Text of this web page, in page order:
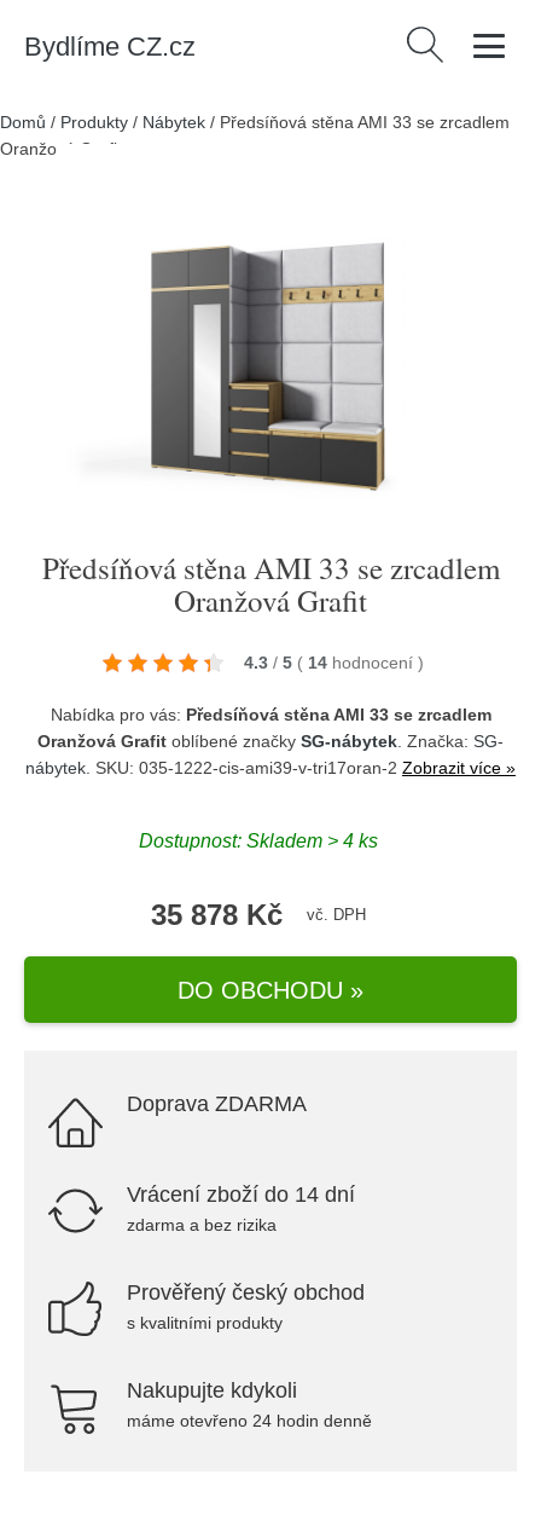
Bydlíme CZ.cz Vyhledávání
Domů / Produkty / Nábytek / Předsíňová stěna AMI 33 se zrcadlem
Oranžová Grafit
Předsíňová stěna AMI 33 se zrcadlem
Oranžová Grafit
4.3 / 5 ( 14 hodnocení )
Nabídka pro vás: Předsíňová stěna AMI 33 se zrcadlem
Oranžová Grafit oblíbené značky SG-nábytek . Značka: SG-
nábytek . SKU: 035-1222-cis-ami39-v-tri17oran-2 Zobrazit více »
Dostupnost: Skladem > 4 ks
35 878 Kč vč. DPH
DO OBCHODU »
Doprava ZDARMA
Vrácení zboží do 14 dní
zdarma a bez rizika
Prověřený český obchod
s kvalitními produkty
Nakupujte kdykoli
máme otevřeno 24 hodin denně